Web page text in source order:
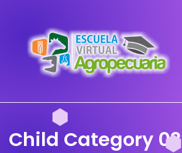
Child Category 03